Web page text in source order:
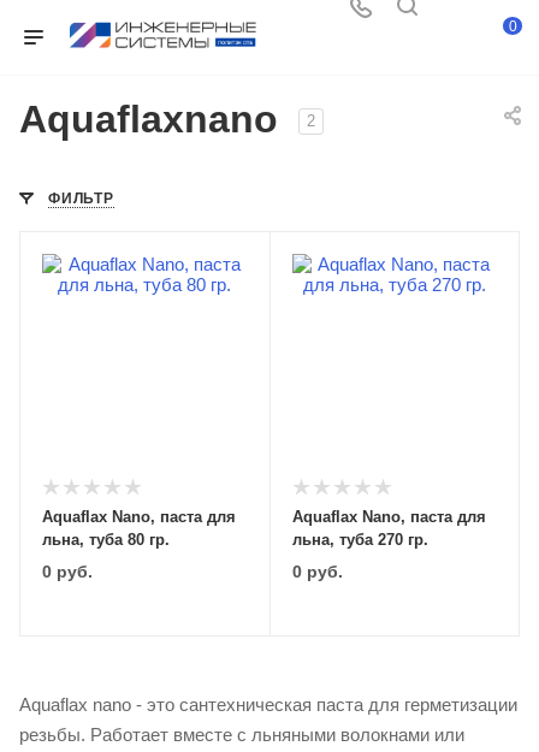
0
Aquaflaxnano 2
ФИЛЬТР
Aquaflax Nano, паста для
льна, туба 80 гр.
0 руб.
Aquaflax Nano, паста для
льна, туба 270 гр.
0руб.
Aquaflax nano - это сантехническая паста для герметизации
резьбы. Работает вместе с льняными волокнами или